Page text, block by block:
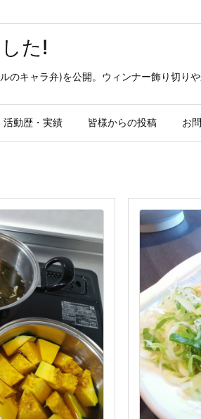
た!
のキャラ弁)を公開。ウィンナー飾り切り
活動歴・実績 皆様からの投稿 お